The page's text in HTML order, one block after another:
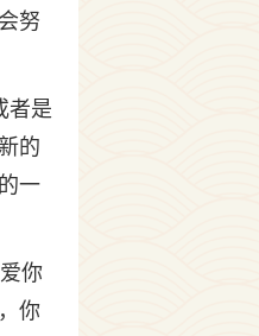
努
者是
的
一
你
你